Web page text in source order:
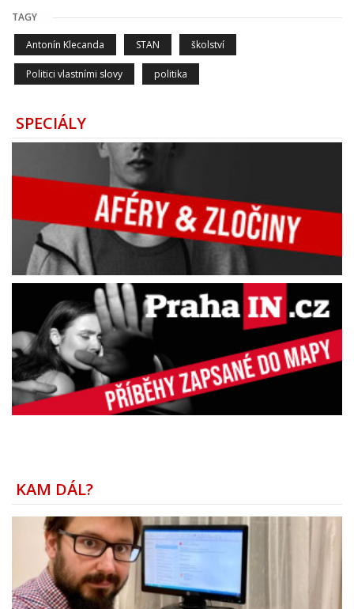
TAGY
Antonín Klecanda STAN školství
Politici vlastními slovy politika
SPECIÁLY
KAM DÁL?